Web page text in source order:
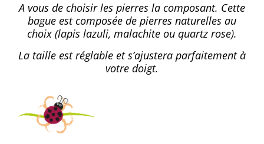
A vous de choisir les pierres la composant. Cette
bague est composée de pierres naturelles au
choix (lapis lazuli, malachite ou quartz rose).
La taille est réglable et s’ajustera parfaitement à
votre doigt.